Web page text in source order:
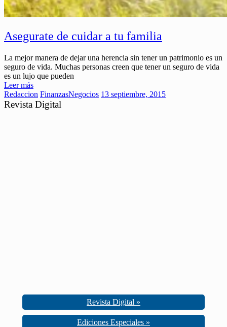
Asegurate de cuidar a tu familia
La mejor manera de dejar una herencia sin tener un patrimonio es un
seguro de vida. Muchas personas creen que tener un seguro de vida
es un lujo que pueden
Leer más
Redaccion FinanzasNegocios 13 septiembre, 2015
Revista Digital
Revista Digital »
Ediciones Especiales »